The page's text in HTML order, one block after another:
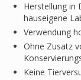
Herstellung in
hauseigene
Verwendung
Ohne Zusatz
Keine